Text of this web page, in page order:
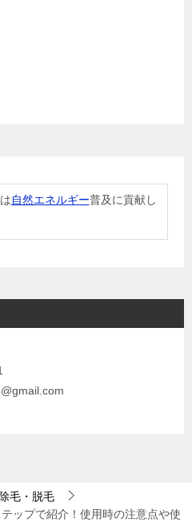
自然エネルギー普及に貢献し
除毛・脱毛
ップで紹介！使用時の注意点や使